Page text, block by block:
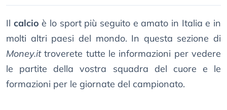
Il calcio è lo sport più seguito e amato in Italia e in
molti altri paesi del mondo. In questa sezione di
Money.ittroverete tutte le informazioni per vedere
le partite della vostra squadra del cuore e le
formazioni per le giornate del campionato.